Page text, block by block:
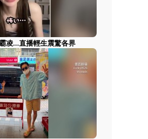
凌...直播輕生震驚各界